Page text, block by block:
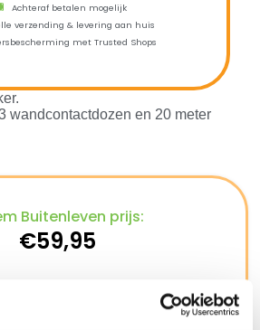
Achteraf betalen mogelijk
verzending & levering aan huis
met Trusted Shops
wandcontactdozen en 20 meter
Buitenleven prijs:
€59,95
mogelijk